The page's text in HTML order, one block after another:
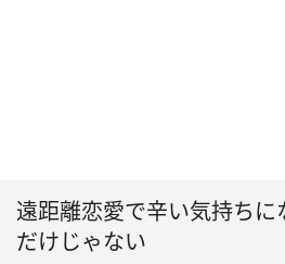
遠距離恋愛で辛い気持ち
だけじゃない